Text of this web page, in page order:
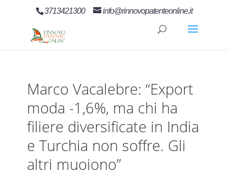
3713421300 info@rinnovopatenteonline.it
Marco Vacalebre: “Export
moda -1,6%, ma chi ha
filiere diversificate in India
e Turchia non soffre. Gli
altri muoiono”